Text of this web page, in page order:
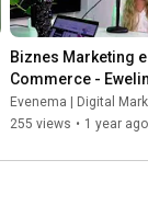
Biznes Marketing
Commerce -
Świergiel
Evenema | Digital
255 views • 1 year ago